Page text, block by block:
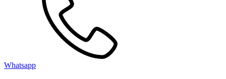
Whatsapp